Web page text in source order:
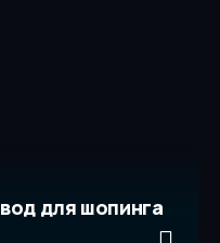
для шопинга